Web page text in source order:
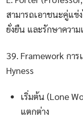
สามารถเอาชนะคู่แข่
ยั่งยืน และรักษาควา
39. Framework กา
Hyness
เริ่มต้น (Lone
แตกต่าง